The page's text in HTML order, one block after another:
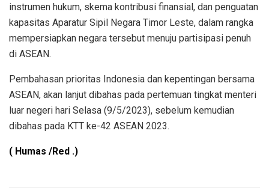
instrumen hukum, skema kontribusi finansial, dan penguatan
kapasitas Aparatur Sipil Negara Timor Leste, dalam rangka
mempersiapkan negara tersebut menuju partisipasi penuh
di ASEAN.
Pembahasan prioritas Indonesia dan kepentingan bersama
ASEAN, akan lanjut dibahas pada pertemuan tingkat menteri
luar negeri hari Selasa (9/5/2023), sebelum kemudian
dibahas pada KTT ke-42 ASEAN 2023.
( Humas /Red .)